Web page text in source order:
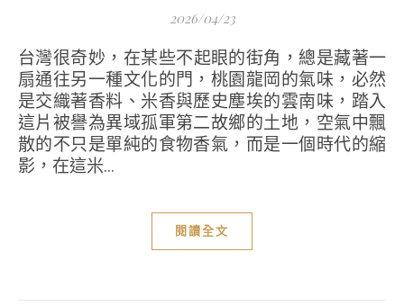
2026/04/23
台灣很奇妙，在某些不起眼的街角，總是藏著一
扇通往另一種文化的門，桃園龍岡的氣味，必然
是交織著香料、米香與歷史塵埃的雲南味，踏入
這片被譽為異域孤軍第二故鄉的土地，空氣中飄
散的不只是單純的食物香氣，而是一個時代的縮
影，在這米...
閱讀全文